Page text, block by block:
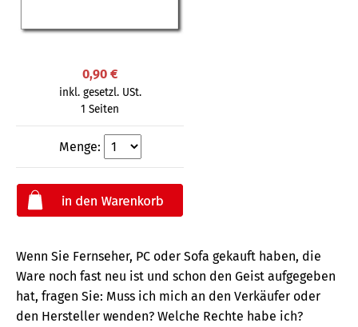
0,90 €
inkl. gesetzl. USt.
1 Seiten
Menge:
Wenn Sie Fernseher, PC oder Sofa gekauft haben, die
Ware noch fast neu ist und schon den Geist aufgegeben
hat, fragen Sie: Muss ich mich an den Verkäufer oder
den Hersteller wenden? Welche Rechte habe ich?